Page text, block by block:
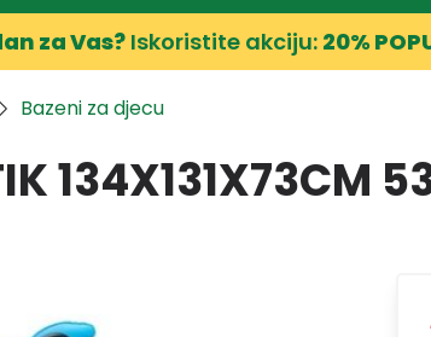
za Vas?Iskoristite akciju: 20%
Bazeni za djecu
134X131X73CM